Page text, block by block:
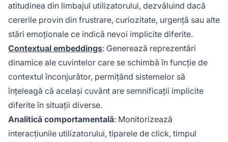
atitudinea din limbajul utilizatorului, dezvăluind dacă
cererile provin din frustrare, curiozitate, urgență sau alte
stări emoționale ce indică nevoi implicite diferite.
Contextual embeddings: Generează reprezentări
dinamice ale cuvintelor care se schimbă în funcție de
contextul înconjurător, permițând sistemelor să
înțeleagă că același cuvânt are semnificații implicite
diferite în situații diverse.
Analitică comportamentală: Monitorizează
interacțiunile utilizatorului, tiparele de click, timpul